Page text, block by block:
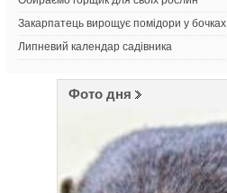
Закарпатець вирощує помідори у бочках
Липневий календар садівника
Фото дня